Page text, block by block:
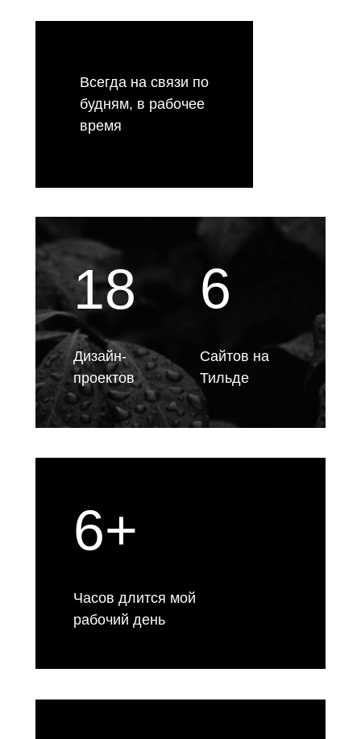
Всегда на связи по
будням, в рабочее
время
18
Дизайн-
проектов
6
Сайтов на
Тильде
6+
Часов длится мой
рабочий день